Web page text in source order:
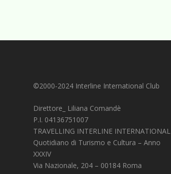
©2000-2024 Interline International Club
Direttore_ Liliana Comandè
P.I. 04136751007
TRAVELLING INTERLINE INTERNATIONAL
Quotidiano di Turismo e Cultura – Anno
XXXIV
Via Nazionale, 204 – 00184 Roma